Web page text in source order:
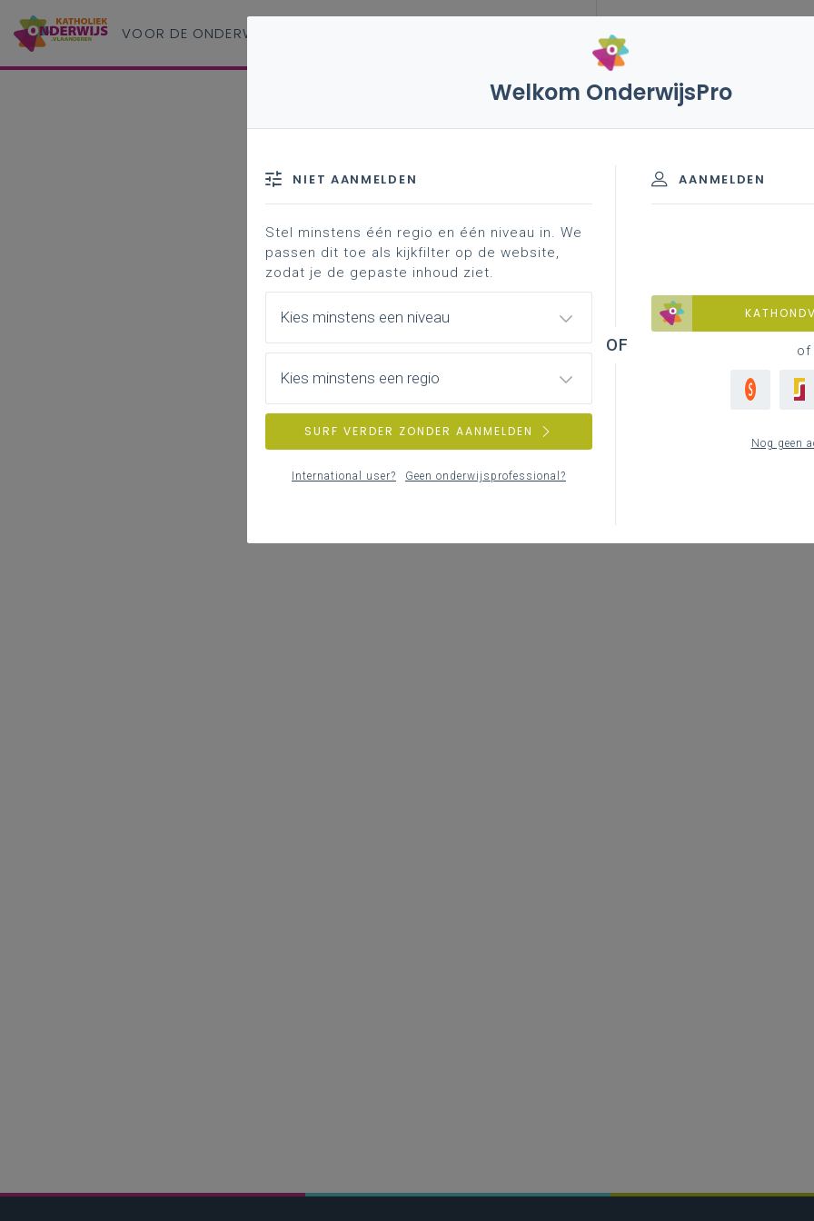
VOOR DE ONDERWIJS
Welkom OnderwijsPro
AANMELDEN
of
Nog geen
NIET AANMELDEN
Stel minstens één regio en één niveau in. We
passen dit toe als kijkfilter op de website,
zodat je de gepaste inhoud ziet.
Kies minstens een niveau
Kies minstens een regio
SURF VERDER ZONDER AANMELDEN
International user? Geen onderwijsprofessional?